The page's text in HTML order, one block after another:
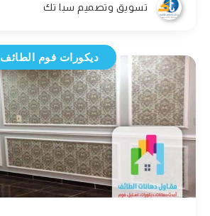
تسويق وتصميم سبا تك
ديكورات فوم الطائف